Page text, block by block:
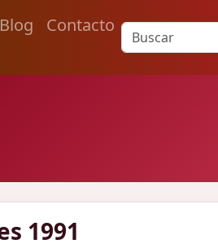
Blog Contacto
1991